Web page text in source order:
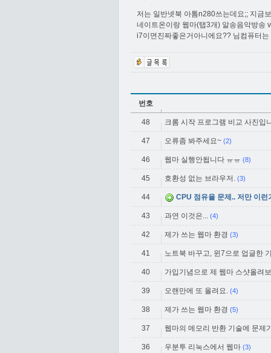
저는 일반넷북 아톰n280쓰는데요;; 지금
네이트온이랑 웹마(탭3개) 알송음악방송
i7이면진짜좋은거아니에요?? 님컴퓨터
번호
48 크롬 시작 프로그램 비교 사진입
47 오류좀 봐주세요~ (2)
46 웹마 실행안됩니다 ㅠㅠ (8)
45 호환성 없는 브라우저. (3)
44 CPU 점유율 문제.. 저만 이런
43 과연 이것은... (4)
42 제가 쓰는 웹마 환경 (3)
41 노트북 바꾸고, 윈7으로 업글한
40 가입기념으로 제 웹마 스샷올려
39 오랜만에 또 올려요. (4)
38 제가 쓰는 웹마 환경 (5)
37 웹마의 메모리 반환 기술에 문제
36 우분투 리눅스에서 웹마 (3)